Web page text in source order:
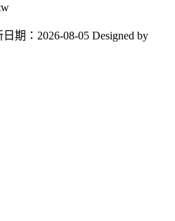
期：2026-08-05 Designed by